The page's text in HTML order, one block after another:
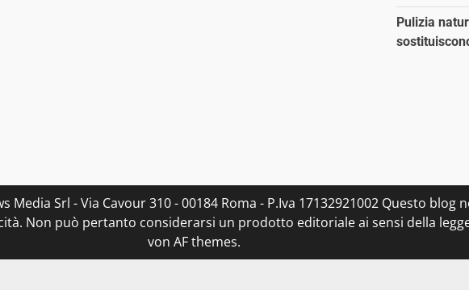
Pulizia
Srl - Via Cavour 310 - 00184 Roma - P.Iva 17132921002 Questo
Non può pertanto considerarsi un prodotto editoriale ai sensi della legge
von AF themes.